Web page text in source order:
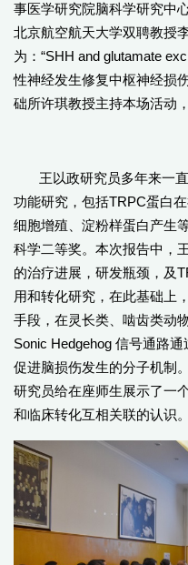
事医学研究院脑科学研究中
北京航空航天大学双聘教授
为：“SHH and glutamate
性神经发生修复中枢神经损
础所许琪教授主持本场活动
王以政研究员多年来一
功能研究，包括TRPC蛋白
细胞增殖、淀粉样蛋白产生
科学二等奖。本次报告中，
的治疗进展，研发瓶颈，及
用和转化研究，在此基础上
手段，在灵长类、啮齿类动
Sonic Hedgehog 信号通路
促进脑损伤发生的分子机制
研究员给在座师生展示了一
和临床转化互相关联的认识。